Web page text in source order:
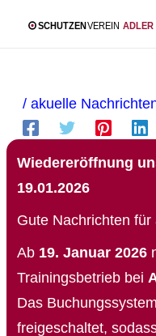
/akuelle
Wiedereröffnung
19.01.2026
Gute Nachrichten
Ab 19. Januar 2026
Trainingsbetrieb bei
Das
freigeschaltet,